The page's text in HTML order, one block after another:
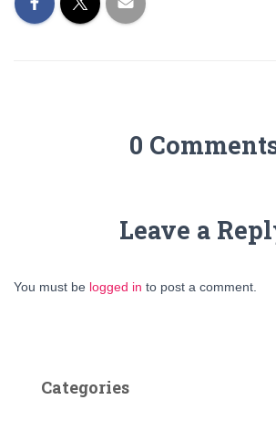
0
Leave a
You must be logged in to post a comment.
Categories